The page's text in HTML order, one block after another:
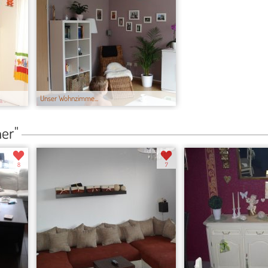
Unser Wohnzimme...
8 7